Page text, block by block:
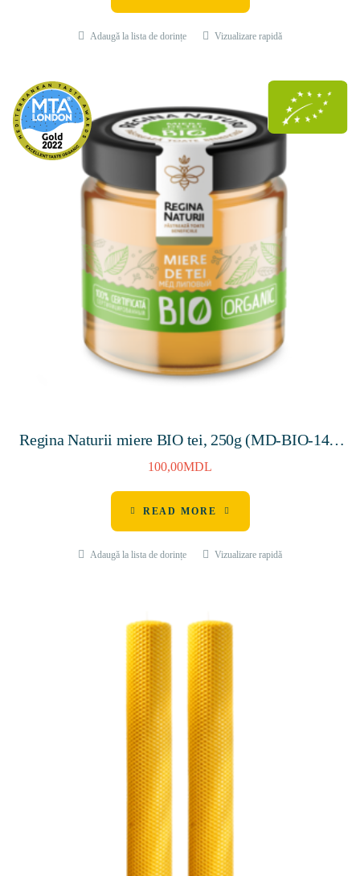
Adaugă la lista de dorințe Vizualizare rapidă
Regina Naturii miere BIO tei, 250g (MD-BIO-140,
MD-ECO-004)
100,00MDL
READ MORE
Adaugă la lista de dorințe Vizualizare rapidă